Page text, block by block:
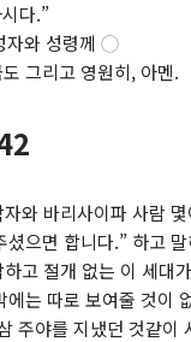
다.”
와 성령께 ◯
그리고 영원히, 아멘.
와 바리사이파 사람
셨으면 합니다.” 하고
고 절개 없는 이 세대
에는 따로 보여줄 것이
주야를 지냈던 것같이